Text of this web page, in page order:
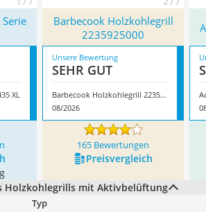
Barbecook Holzkohlegrill
2235925000
XL
Unsere Bewertung
SEHR GUT
Barbecook Holzkohlegrill 2235925000
08/2026
165 Bewertungen
Preis­vergleich
Holzkohlegrills mit Aktivbelüftung
Typ